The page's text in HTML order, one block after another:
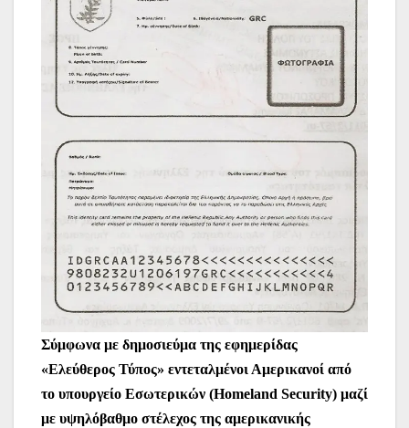
Σύμφωνα με δημοσιεύμα της εφημερίδας
«Ελεύθερος Τύπος» εντεταλμένοι Αμερικανοί από
το υπουργείο Εσωτερικών (Homeland Security) μαζί
με υψηλόβαθμο στέλεχος της αμερικανικής